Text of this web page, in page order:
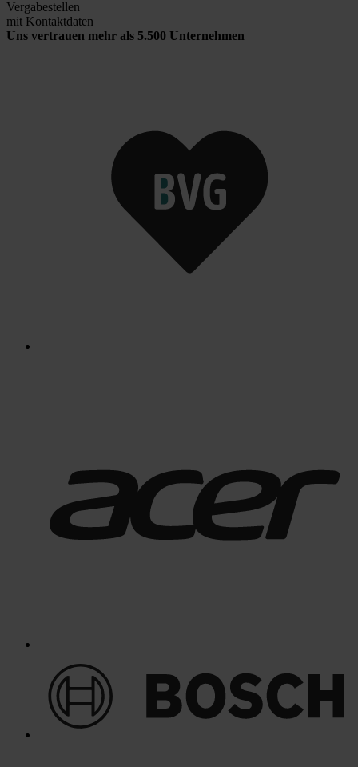
Vergabestellen
mit Kontaktdaten
Uns vertrauen mehr als 5.500 Unternehmen